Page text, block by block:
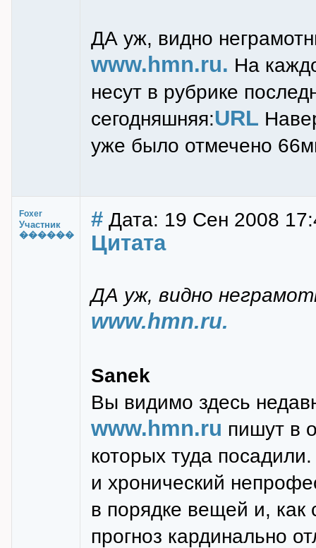
ДА уж, видно
www.hmn.ru. На
несут в рубрике
сегодняшняя:URL
уже было отмечено
Foxer
Участник
������
# Дата: 19 Сен 2008
Цитата
ДА уж, видно
www.hmn.ru.
Sanek
Вы видимо здесь
www.hmn.ru пишут в
которых туда
и хронический
в порядке вещей и,
прогноз кардинально